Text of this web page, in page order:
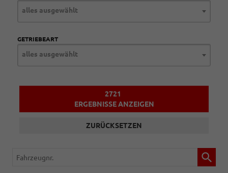
alles ausgewählt
GETRIEBEART
alles ausgewählt
2721
ERGEBNISSE ANZEIGEN
ZURÜCKSETZEN
Fahrzeugnr.